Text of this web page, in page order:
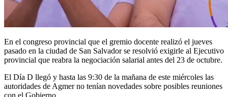
En el congreso provincial que el gremio docente realizó el jueves
pasado en la ciudad de San Salvador se resolvió exigirle al Ejecutivo
provincial que reabra la negociación salarial antes del 23 de octubre.
El Día D llegó y hasta las 9:30 de la mañana de este miércoles las
autoridades de Agmer no tenían novedades sobre posibles reuniones
con el Gobierno.